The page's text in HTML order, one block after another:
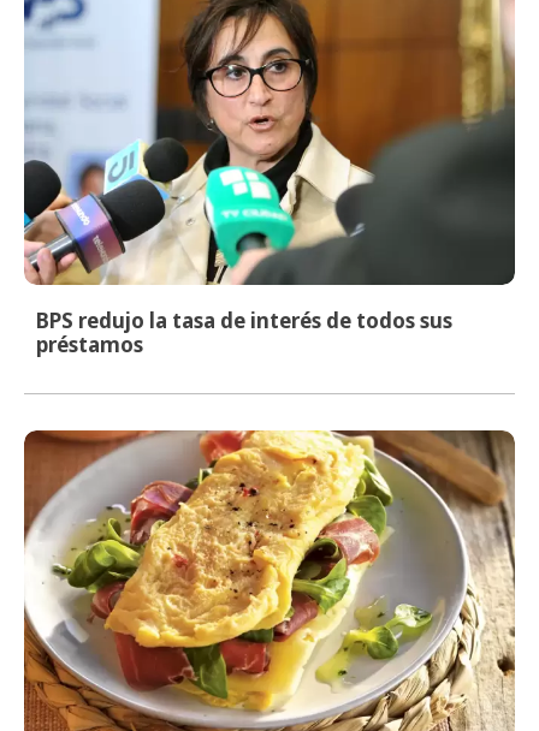
BPS redujo la tasa de interés de todos sus
préstamos